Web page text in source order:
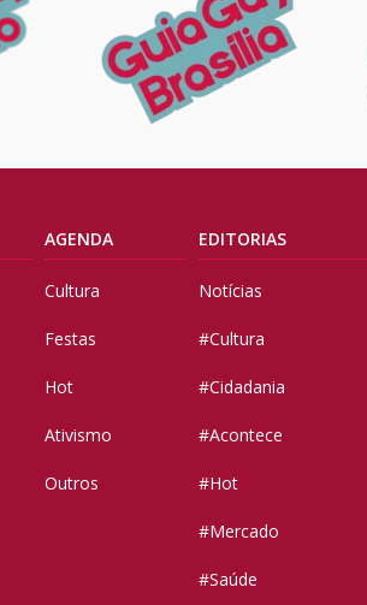
AGENDA
Cultura
Festas
Hot
Ativismo
Outros
EDITORIAS
Notícias
#Cultura
#Cidadania
#Acontece
#Hot
#Mercado
#Saúde